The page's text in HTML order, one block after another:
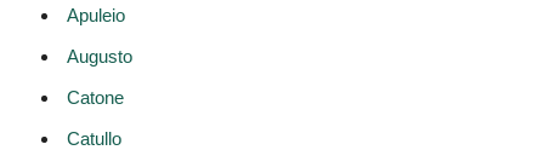
Apuleio
Augusto
Catone
Catullo